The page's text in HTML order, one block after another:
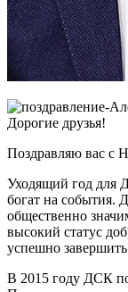
Дорогие друзья!
Поздравляю вас с
Уходящий год для
богат на события.
общественно
высокий статус
успешно
В 2015 году ДСК